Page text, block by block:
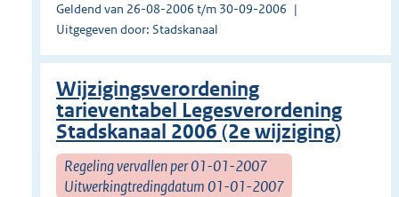
Geldend van 26-08-2006 t/m 30-09-2006
Uitgegeven door: Stadskanaal
Wijzigingsverordening
tarieventabel Legesverordening
Stadskanaal 2006 (2e wijziging)
Regeling vervallen per 01-01-2007
Uitwerkingtredingdatum 01-01-2007